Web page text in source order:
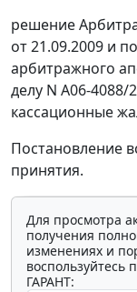
решение
от 21.09.2009 и
арбитражного
делу N А06-4088/
кассационные
Постановление
принятия.
Для просмотра
получения
изменениях и
воспользуйтесь
ГАРАНТ: